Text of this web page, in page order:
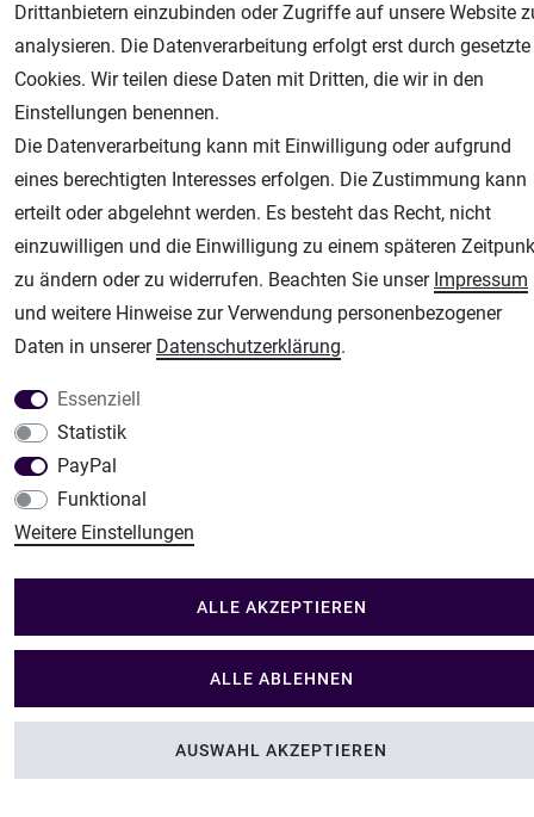
Unsere weiteren Shops:
Airbrush-City
Fachhandel für: Airbrushpistolen, Kompressoren, Airbrushfarben
Modellbau Shop
Plotter-City
Schneideplotter, Transferpressen, Siebdruck und Plotterfolien
Im Shop Kaufen
Drittanbietern einzubinden oder Zugriffe auf unsere Website
analysieren. Die Datenverarbeitung erfolgt erst durch gesetzte
Cookies. Wir teilen diese Daten mit Dritten, die wir in den
Einstellungen benennen.
Die Datenverarbeitung kann mit Einwilligung oder aufgrund
eines berechtigten Interesses erfolgen. Die Zustimmung kann
erteilt oder abgelehnt werden. Es besteht das Recht, nicht
einzuwilligen und die Einwilligung zu einem späteren
zu ändern oder zu widerrufen. Beachten Sie unser Impressum
und weitere Hinweise zur Verwendung personenbezogener
Daten in unserer Daten­schutz­erklärung.
Essenziell
Statistik
PayPal
Funktional
Weitere Einstellungen
ALLE AKZEPTIEREN
ALLE ABLEHNEN
AUSWAHL AKZEPTIEREN